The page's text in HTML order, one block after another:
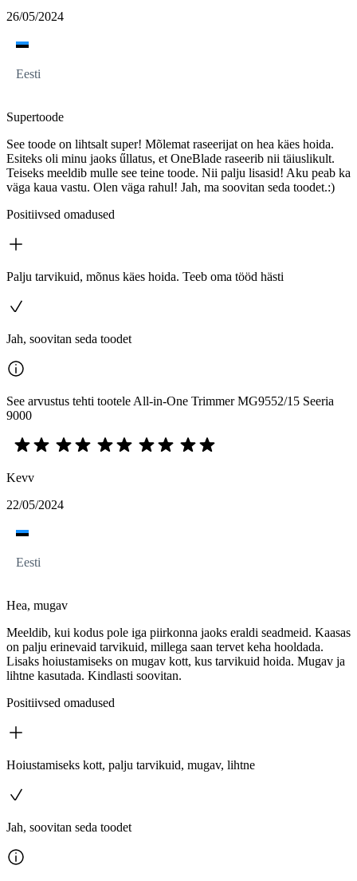
26/05/2024
Eesti
Supertoode
See toode on lihtsalt super! Mõlemat raseerijat on hea käes hoida.
Esiteks oli minu jaoks űllatus, et OneBlade raseerib nii täiuslikult.
Teiseks meeldib mulle see teine toode. Nii palju lisasid! Aku peab ka
väga kaua vastu. Olen väga rahul! Jah, ma soovitan seda toodet.:)
Positiivsed omadused
Palju tarvikuid, mõnus käes hoida. Teeb oma tööd hästi
Jah, soovitan seda toodet
See arvustus tehti tootele All-in-One Trimmer MG9552/15 Seeria
9000
Kevv
22/05/2024
Eesti
Hea, mugav
Meeldib, kui kodus pole iga piirkonna jaoks eraldi seadmeid. Kaasas
on palju erinevaid tarvikuid, millega saan tervet keha hooldada.
Lisaks hoiustamiseks on mugav kott, kus tarvikuid hoida. Mugav ja
lihtne kasutada. Kindlasti soovitan.
Positiivsed omadused
Hoiustamiseks kott, palju tarvikuid, mugav, lihtne
Jah, soovitan seda toodet